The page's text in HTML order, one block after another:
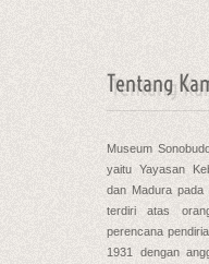
Tentang
Museum
yaitu Yayasan
dan Madura pada
terdiri atas
perencana
1931 dengan